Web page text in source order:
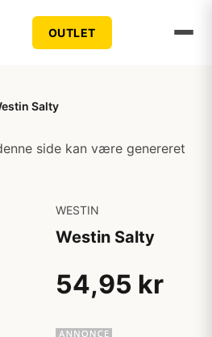
OUTLET
Salty
side kan være genereret
WESTIN
Westin Salty
54,95 kr